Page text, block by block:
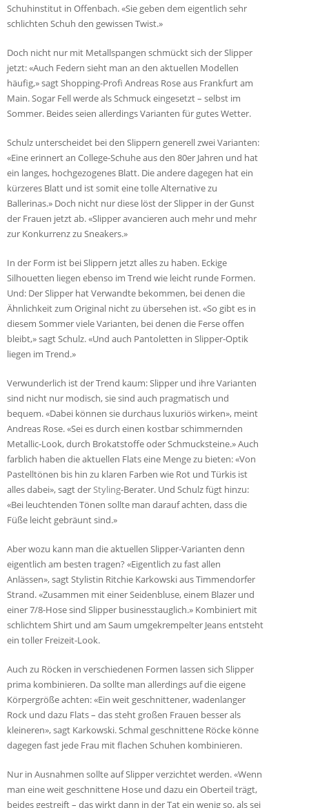
Schuhinstitut in Offenbach. «Sie geben dem eigentlich sehr
schlichten Schuh den gewissen Twist.»
Doch nicht nur mit Metallspangen schmückt sich der Slipper
jetzt: «Auch Federn sieht man an den aktuellen Modellen
häufig,» sagt Shopping-Profi Andreas Rose aus Frankfurt am
Main. Sogar Fell werde als Schmuck eingesetzt – selbst im
Sommer. Beides seien allerdings Varianten für gutes Wetter.
Schulz unterscheidet bei den Slippern generell zwei Varianten:
«Eine erinnert an College-Schuhe aus den 80er Jahren und hat
ein langes, hochgezogenes Blatt. Die andere dagegen hat ein
kürzeres Blatt und ist somit eine tolle Alternative zu
Ballerinas.» Doch nicht nur diese löst der Slipper in der Gunst
der Frauen jetzt ab. «Slipper avancieren auch mehr und mehr
zur Konkurrenz zu Sneakers.»
In der Form ist bei Slippern jetzt alles zu haben. Eckige
Silhouetten liegen ebenso im Trend wie leicht runde Formen.
Und: Der Slipper hat Verwandte bekommen, bei denen die
Ähnlichkeit zum Original nicht zu übersehen ist. «So gibt es in
diesem Sommer viele Varianten, bei denen die Ferse offen
bleibt,» sagt Schulz. «Und auch Pantoletten in Slipper-Optik
liegen im Trend.»
Verwunderlich ist der Trend kaum: Slipper und ihre Varianten
sind nicht nur modisch, sie sind auch pragmatisch und
bequem. «Dabei können sie durchaus luxuriös wirken», meint
Andreas Rose. «Sei es durch einen kostbar schimmernden
Metallic-Look, durch Brokatstoffe oder Schmucksteine.» Auch
farblich haben die aktuellen Flats eine Menge zu bieten: «Von
Pastelltönen bis hin zu klaren Farben wie Rot und Türkis ist
alles dabei», sagt derStyling-Berater. Und Schulz fügt hinzu:
«Bei leuchtenden Tönen sollte man darauf achten, dass die
Füße leicht gebräunt sind.»
Aber wozu kann man die aktuellen Slipper-Varianten denn
eigentlich am besten tragen? «Eigentlich zu fast allen
Anlässen», sagt Stylistin Ritchie Karkowski aus Timmendorfer
Strand. «Zusammen mit einer Seidenbluse, einem Blazer und
einer 7/8-Hose sind Slipper businesstauglich.» Kombiniert mit
schlichtem Shirt und am Saum umgekrempelter Jeans entsteht
ein toller Freizeit-Look.
Auch zu Röcken in verschiedenen Formen lassen sich Slipper
prima kombinieren. Da sollte man allerdings auf die eigene
Körpergröße achten: «Ein weit geschnittener, wadenlanger
Rock und dazu Flats – das steht großen Frauen besser als
kleineren», sagt Karkowski. Schmal geschnittene Röcke könne
dagegen fast jede Frau mit flachen Schuhen kombinieren.
Nur in Ausnahmen sollte auf Slipper verzichtet werden. «Wenn
man eine weit geschnittene Hose und dazu ein Oberteil trägt,
beides gestreift – das wirkt dann in der Tat ein wenig so, als sei